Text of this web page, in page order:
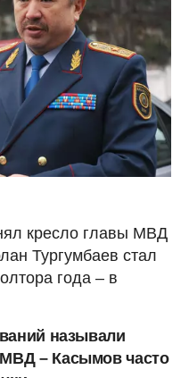
кресло главы МВД
Тургумбаев стал
года – в
называли
– Касымов часто